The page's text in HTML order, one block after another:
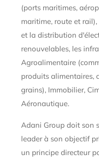
(ports maritimes,
maritime, route et
et la distribution
renouvelables, les
Agroalimentaire
produits alimentaires,
grains), Immobilier,
Aéronautique.
Adani Group doit son
leader à son objectif
un principe directeur